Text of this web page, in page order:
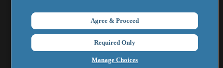
Manage Choices
Agree & Proceed
Required Only
新知洞察
聯絡我們